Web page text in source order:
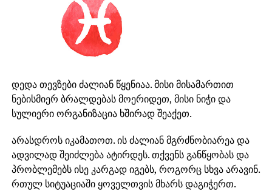
დედა თევზები ძალიან წყენიაა. მისი მისამართით
ნებისმიერ ბრალდებას მოერიდეთ, მისი ნიჭი და
სულიერი ორგანიზაცია ხშირად შეაქეთ.
არასდროს იკამათოთ. ის ძალიან მგრძნობიარეა და
ადვილად შეიძლება ატირდეს. თქვენს განწყობას და
პრობლემებს ისე კარგად იგებს, როგორც სხვა არავინ.
რთულ სიტუაციაში ყოველთვის მხარს დაგიჭერთ.